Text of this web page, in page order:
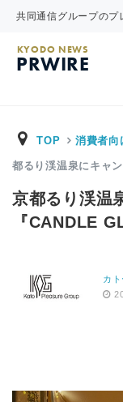
共同通信グループのプ
KYODO NEWS
PRWIRE
TOP 消費者向
都るり渓温泉にキャ
京都るり渓温
『CANDLE
カ